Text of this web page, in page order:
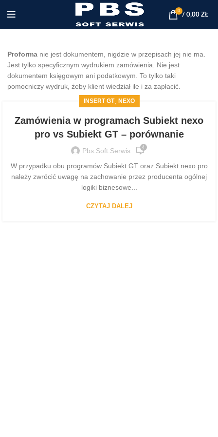
0
/ 0,00 ZŁ
Proforma nie jest dokumentem, nigdzie w przepisach jej nie ma.
Jest tylko specyficznym wydrukiem zamówienia. Nie jest
dokumentem księgowym ani podatkowym. To tylko taki
pomocniczy wydruk, żeby klient wiedział ile i za zapłacić.
INSERT GT, NEXO
Zamówienia w programach Subiekt nexo
pro vs Subiekt GT – porównanie
Pbs.soft.serwis 4
W przypadku obu programów Subiekt GT oraz Subiekt nexo pro
należy zwrócić uwagę na zachowanie przez producenta ogólnej
logiki biznesowe...
CZYTAJ DALEJ